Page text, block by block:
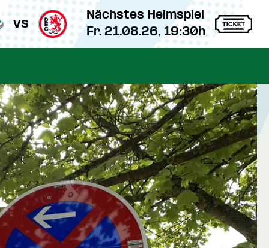
vs
Nächstes Heimspiel
Fr. 21.08.26, 19:30h